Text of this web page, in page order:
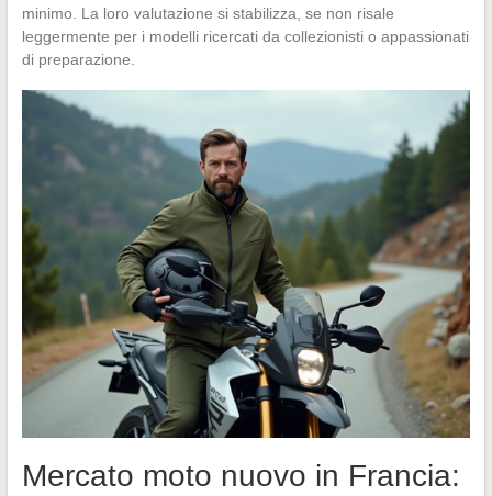
minimo. La loro valutazione si stabilizza, se non risale
leggermente per i modelli ricercati da collezionisti o appassionati
di preparazione.
Mercato moto nuovo in Francia: